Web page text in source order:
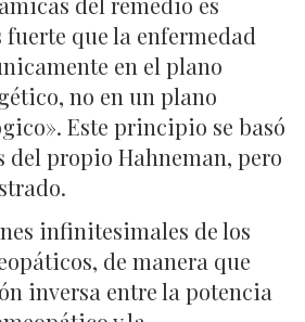
que la enfermedad
en el plano
no en un plano
Este principio se basó
del propio Hahneman, pero
infinitesimales de los
de manera que
inversa entre la potencia